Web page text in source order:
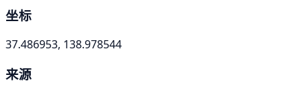
坐标
37.486953, 138.978544
来源